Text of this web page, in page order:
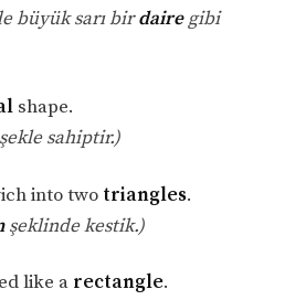
büyük sarı birdairegibi
shape.
sahiptir.)
into two triangles.
şeklinde kestik.)
like a rectangle.